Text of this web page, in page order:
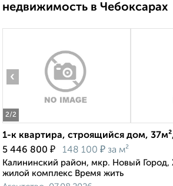
недвижимость в Чебоксарах
2/2
‹
1-к квартира, строящийся дом,
5 446 800 ₽ 148 100 ₽ за м²
Калининский район, мкр. Новый
жилой комплекс Время жить